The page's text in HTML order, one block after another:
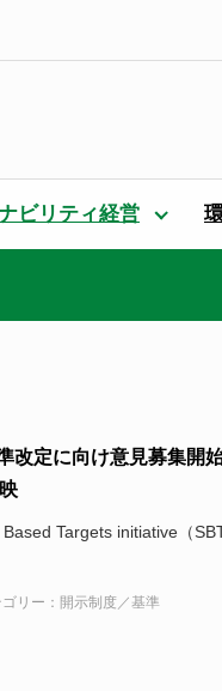
ビリティ経営
改定に向け意見募集
Targets initiative（
ゴリー：開示制度／基準